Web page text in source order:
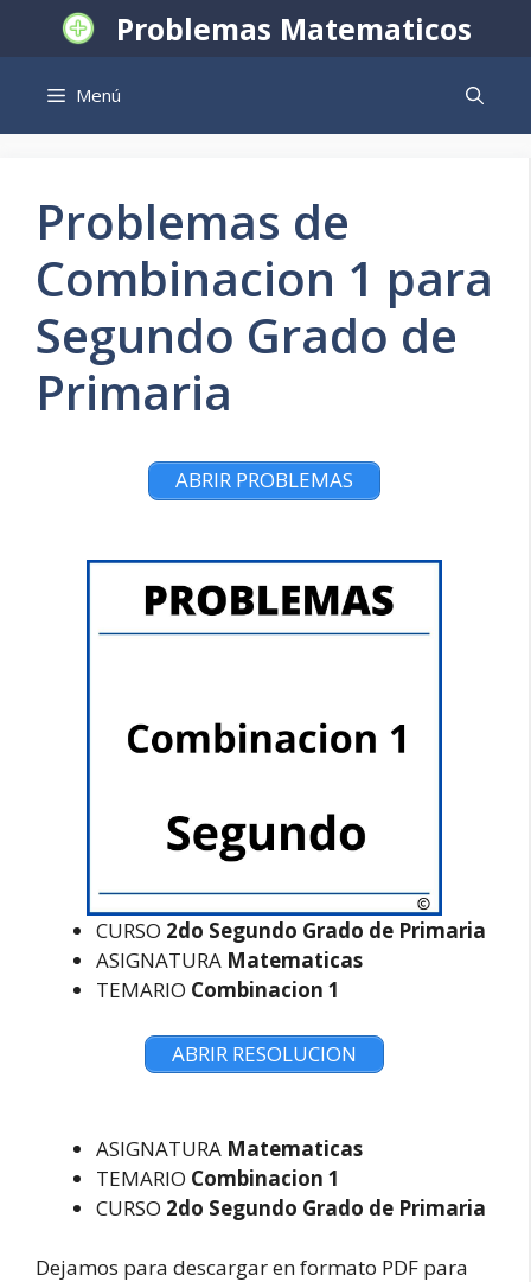
Problemas Matematicos
Menú
Problemas de
Combinacion 1 para
Segundo Grado de
Primaria
ABRIR PROBLEMAS
CURSO 2do Segundo Grado de Primaria
ASIGNATURA Matematicas
TEMARIO Combinacion 1
ABRIR RESOLUCION
ASIGNATURA Matematicas
TEMARIO Combinacion 1
CURSO 2do Segundo Grado de Primaria
Dejamos para descargar en formato PDF para